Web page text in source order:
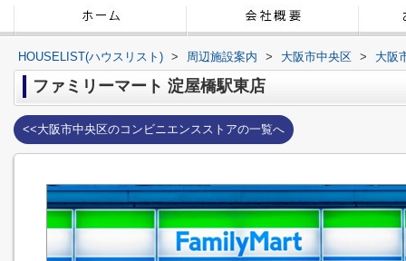
HOUSELIST(ハウスリスト) > 周辺施設案内 > 大阪市中央区 > 大阪
ファミリーマート 淀屋橋駅東店
<<大阪市中央区のコンビニエンスストアの一覧へ